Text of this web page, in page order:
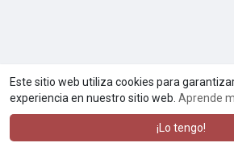
Este sitio web utiliza cookies para
experiencia en nuestro sitio web. Aprende
¡Lo tengo!